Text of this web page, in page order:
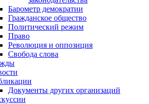
Барометр демократии
Гражданское общество
Политический режим
Право
Революция и оппозиция
Свобода слова
Документы других организаций